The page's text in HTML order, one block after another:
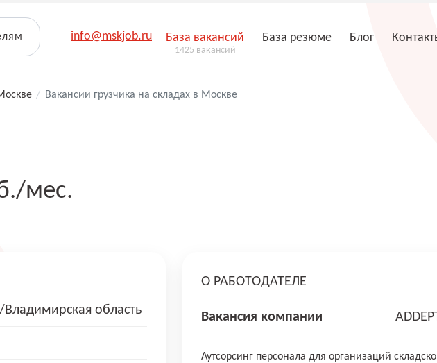
info@mskjob.ru База вакансий
1425 вакансий
База резюме Блог
/ Вакансии грузчика на складах в Москве
мес.
область
О РАБОТОДАТЕЛЕ
Вакансия компании
Аутсорсинг персонала для организаций